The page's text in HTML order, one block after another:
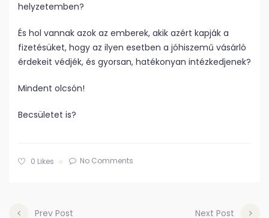
helyzetemben?
És hol vannak azok az emberek, akik azért kapják a
fizetésüket, hogy az ilyen esetben a jóhiszemű vásárló
érdekeit védjék, és gyorsan, hatékonyan intézkedjenek?
Mindent olcsón!
Becsületet is?
0 Likes No Comments
Prev Post Next Post